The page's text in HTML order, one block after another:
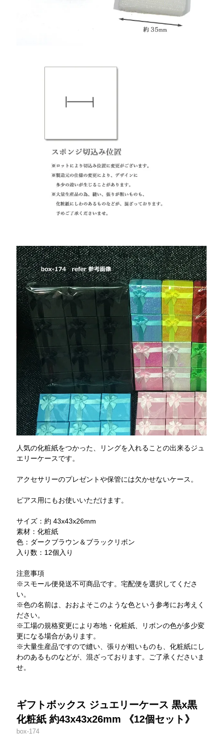
人気の化粧紙をつかった、リングを入れることの出来るジュ
エリーケースです。
アクセサリーのプレゼントや保管には欠かせないケース。
ピアス用にもお使いいただけます。
サイズ：約 43x43x26mm
素材：化粧紙
色：ダークブラウン＆ブラックリボン
入り数：12個入り
注意事項
※スモール便発送不可商品です。宅配便を選択してくださ
い。
※色の名前は、おおよそこのような色という参考にお考えく
ださい。
※工場の規格変更により布地・化粧紙、リボンの色が多少変
更になる場合があります。
※大量生産品ですので縫い、張りが粗いものも、化粧紙にし
わのあるものなどが、混ざっております。ご了承くださいま
せ。
ギフトボックス ジュエリーケース 黒x黒
化粧紙 約43x43x26mm 《12個セット》
box-174